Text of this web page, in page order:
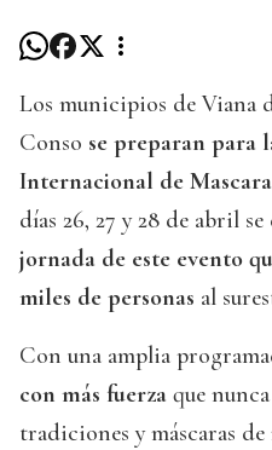
Los municipios de Viana
Conso se preparan para
Internacional de
días 26, 27 y 28 de abril
jornada de este evento
miles de personas al
Con una amplia
con más fuerza que
tradiciones y máscaras